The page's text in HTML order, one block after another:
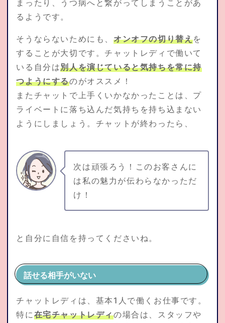
まったり、うつ病へと繋がってしまうことがあ
るようです。
そうならないためにも、 オンオフの切り替えを
することが大切です。チャットレディで働いて
いる自分は別人を演じていると気持ちを常に持
つようにするのがオススメ！
またチャットで上手くいかなかったことは、プ
ライベートに落ち込んだ気持ちを持ち込まない
ようにしましょう。チャットが終わったら、
次は頑張ろう！このお客さんに
は私の魅力が伝わらなかっただ
け！
と自分に自信を持ってくださいね。
話せる相手がいない
チャットレディは、基本1人で働くお仕事です。
特に在宅チャットレディの場合は、スタッフや